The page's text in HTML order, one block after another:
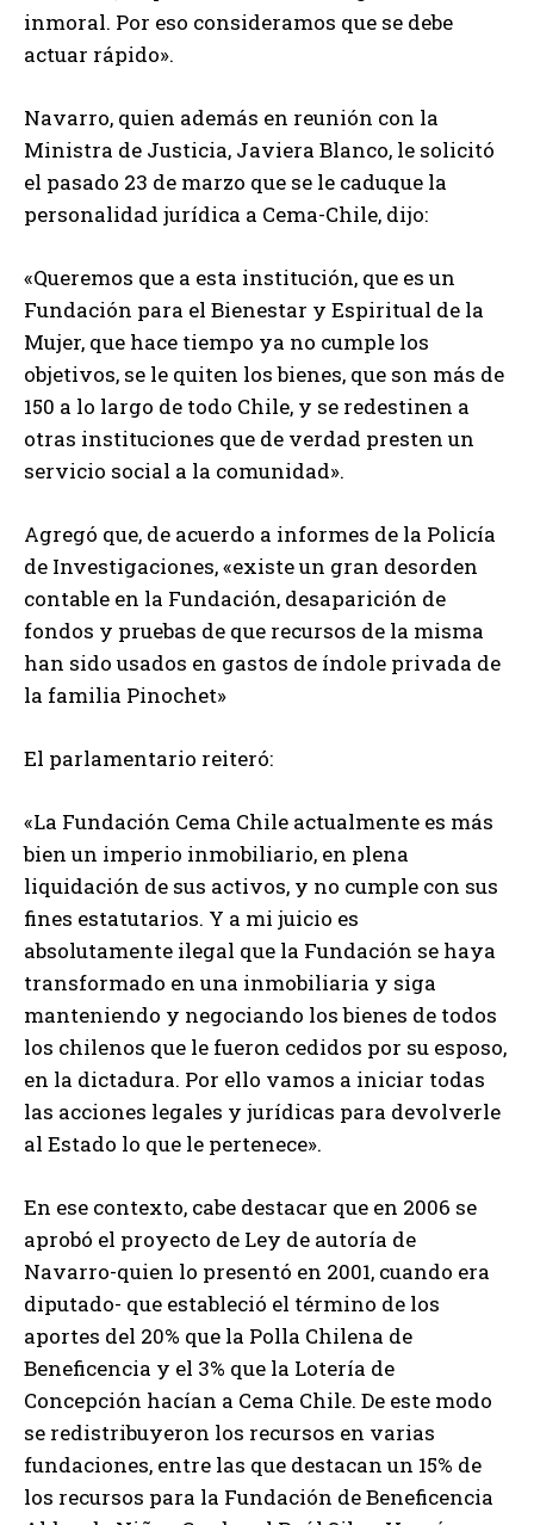
inmoral. Por eso consideramos que se debe
actuar rápido».
Navarro, quien además en reunión con la
Ministra de Justicia, Javiera Blanco, le solicitó
el pasado 23 de marzo que se le caduque la
personalidad jurídica a Cema-Chile, dijo:
«Queremos que a esta institución, que es un
Fundación para el Bienestar y Espiritual de la
Mujer, que hace tiempo ya no cumple los
objetivos, se le quiten los bienes, que son más de
150 a lo largo de todo Chile, y se redestinen a
otras instituciones que de verdad presten un
servicio social a la comunidad».
Agregó que, de acuerdo a informes de la Policía
de Investigaciones, «existe un gran desorden
contable en la Fundación, desaparición de
fondos y pruebas de que recursos de la misma
han sido usados en gastos de índole privada de
la familia Pinochet»
El parlamentario reiteró:
«La Fundación Cema Chile actualmente es más
bien un imperio inmobiliario, en plena
liquidación de sus activos, y no cumple con sus
fines estatutarios. Y a mi juicio es
absolutamente ilegal que la Fundación se haya
transformado en una inmobiliaria y siga
manteniendo y negociando los bienes de todos
los chilenos que le fueron cedidos por su esposo,
en la dictadura. Por ello vamos a iniciar todas
las acciones legales y jurídicas para devolverle
al Estado lo que le pertenece».
En ese contexto, cabe destacar que en 2006 se
aprobó el proyecto de Ley de autoría de
Navarro-quien lo presentó en 2001, cuando era
diputado- que estableció el término de los
aportes del 20% que la Polla Chilena de
Beneficencia y el 3% que la Lotería de
Concepción hacían a Cema Chile. De este modo
se redistribuyeron los recursos en varias
fundaciones, entre las que destacan un 15% de
los recursos para la Fundación de Beneficencia